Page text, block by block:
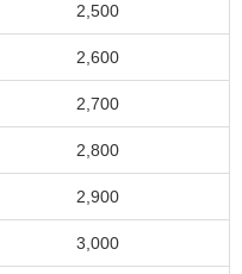
2,500
2,600
2,700
2,800
2,900
3,000